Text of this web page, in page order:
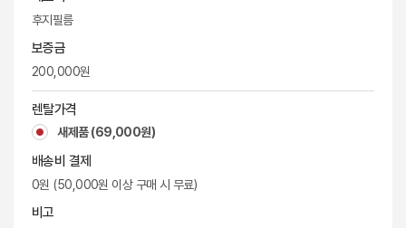
후지필름
보증금
200,000원
렌탈가격
새제품 (69,000원)
배송비 결제
0원 (50,000원 이상 구매 시 무료)
비고